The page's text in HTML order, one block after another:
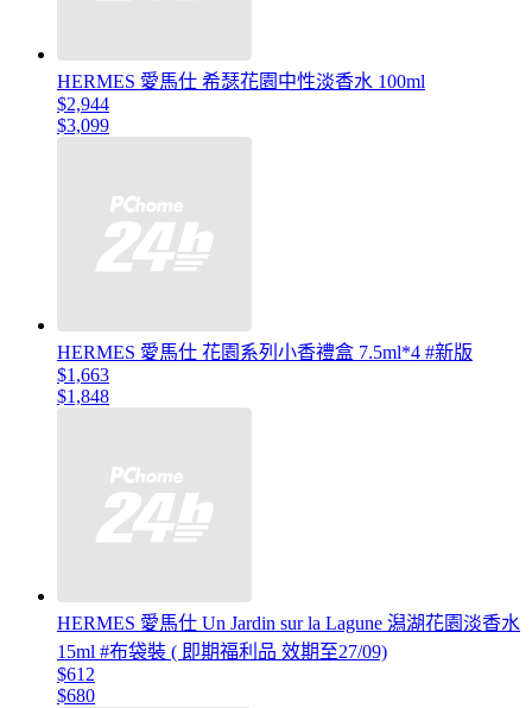
HERMES 愛馬仕 希瑟花園中性淡香水 100ml
$2,944
$3,099
HERMES 愛馬仕 花園系列小香禮盒 7.5ml*4 #新版
$1,663
$1,848
HERMES 愛馬仕 Un Jardin sur la Lagune 潟湖花園淡香水
15ml #布袋裝 ( 即期福利品 效期至27/09)
$612
$680